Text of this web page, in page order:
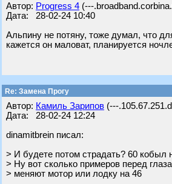
Автор: Progress 4 (---
Дата: 28-02-24 10:40
Альпину не потяну, тоже думал, что
кажется он маловат, планируется
Re: Замена Прогу
Автор: Камиль Зарипов (---
Дата: 28-02-24 12:24
dinamitbrein писал:
> И будете потом страдать? 60 кобыл
> Ну вот сколько примеров перед
> меняют мотор или лодку на 46